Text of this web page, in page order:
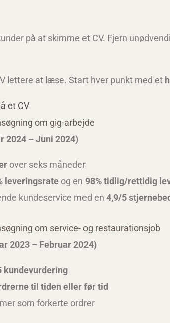
på at skimme et CV. Fjern
lettere at læse. Start hver punkt med et
et CV
om gig-arbejde
2024 – Juni 2024)
over seks måneder
leveringsrate og en 98% tidlig/rettidig
kundeservice med en 4,9/5
om service- og restaurationsjob
2023 – Februar 2024)
kundevurdering
til tiden eller før tid
som forkerte ordrer